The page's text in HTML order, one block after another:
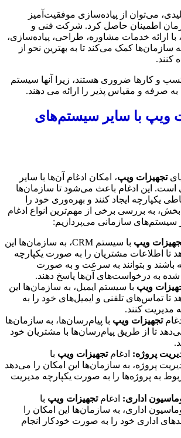
می‌توان از پیاده‌سازی موفقیت‌آمیز
اطمینان حاصل کرد. شرکت فنی و
ارائه خدمات مشاوره، طراحی، پیاده‌سازی،
سازمان‌ها کمک می‌کند تا به بهترین نحو از
کنند.
و کارها ضروری هستند، زیرا آنها سیستم
صرفه و مقیاس پذیر را ارائه می دهند.
ویپ با سایر سیستم‌های
تجهیزات ویپ، امکان ادغام آن‌ها با سایر
این ادغام باعث می‌شود تا سازمان‌ها
یکپارچه ایجاد کنند و بهره‌وری خود را
بخش، به بررسی برخی از مهم‌ترین انواع ادغام
سیستم‌های سازمانی می‌پردازیم:
ویپ
با سیستم CRM، به سازمان‌ها این
تا اطلاعات مشتریان را به صورت یکپارچه
باشند و بتوانند به سرعت و به صورت
به درخواست‌های آن‌ها پاسخ دهند.
ویپ با سیستم ایمیل، به سازمان‌ها این
تا تماس‌های تلفنی و ایمیل‌های خود را به
مدیریت کنند.
تجهیزات ویپ با پیام‌رسان‌ها، به سازمان‌ها
تا از طریق پیام‌رسان‌ها با مشتریان خود
پروژه: ادغامتجهیزات ویپ با
پروژه، به سازمان‌ها این امکان را می‌دهد
به پروژه‌ها را به صورت یکپارچه مدیریت
اداری: ادغامتجهیزات ویپ با
اداری، به سازمان‌ها این امکان را
اداری خود را به صورت خودکار انجام